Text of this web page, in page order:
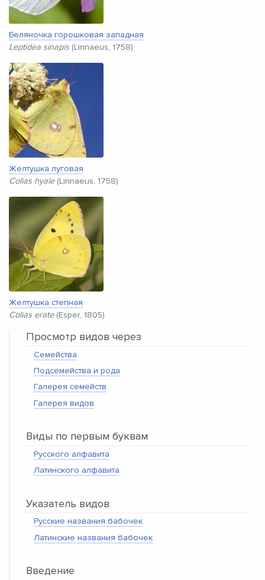
Беляночка горошковая западная
Leptidea sinapis (Linnaeus, 1758)
Желтушка луговая
Colias hyale(Linnaeus, 1758)
Желтушка степная
Colias erate(Esper, 1805)
Просмотр видов через
Семейства
Подсемейства и рода
Галерея семейств
Галерея видов
Виды по первым буквам
Русского алфавита
Латинского алфавита
Указатель видов
Русские названия бабочек
Латинские названия бабочек
Введение